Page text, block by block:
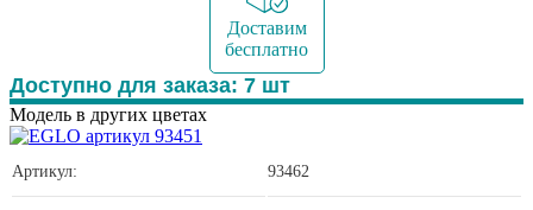
Доставим
бесплатно
Доступно для заказа: 7 шт
Модель в других цветах
Артикул: 93462